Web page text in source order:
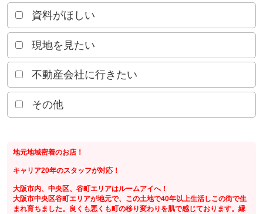
資料がほしい
現地を見たい
不動産会社に行きたい
その他
地元地域密着のお店！
キャリア20年のスタッフが対応！
大阪市内、中央区、谷町エリアはルームアイへ！
大阪市中央区谷町エリアが地元で、この土地で40年以上生活しこの街で生
まれ育ちました。良くも悪くも町の移り変わりを肌で感じております。縁